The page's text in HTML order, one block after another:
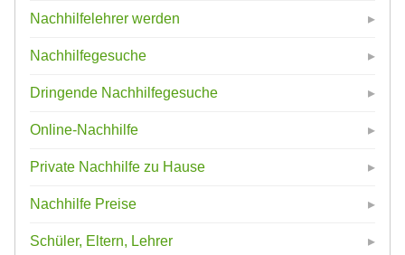
Nachhilfelehrer werden
Nachhilfegesuche
Dringende Nachhilfegesuche
Online-Nachhilfe
Private Nachhilfe zu Hause
Nachhilfe Preise
Schüler, Eltern, Lehrer